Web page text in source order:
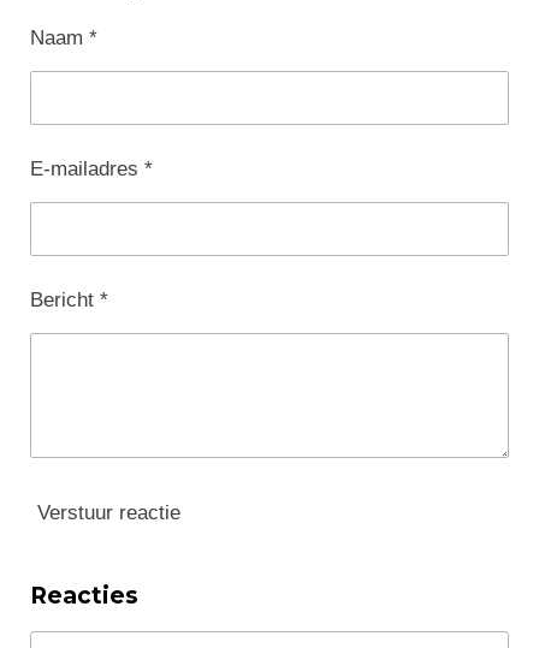
Naam *
E-mailadres *
Bericht *
Verstuur reactie
Reacties